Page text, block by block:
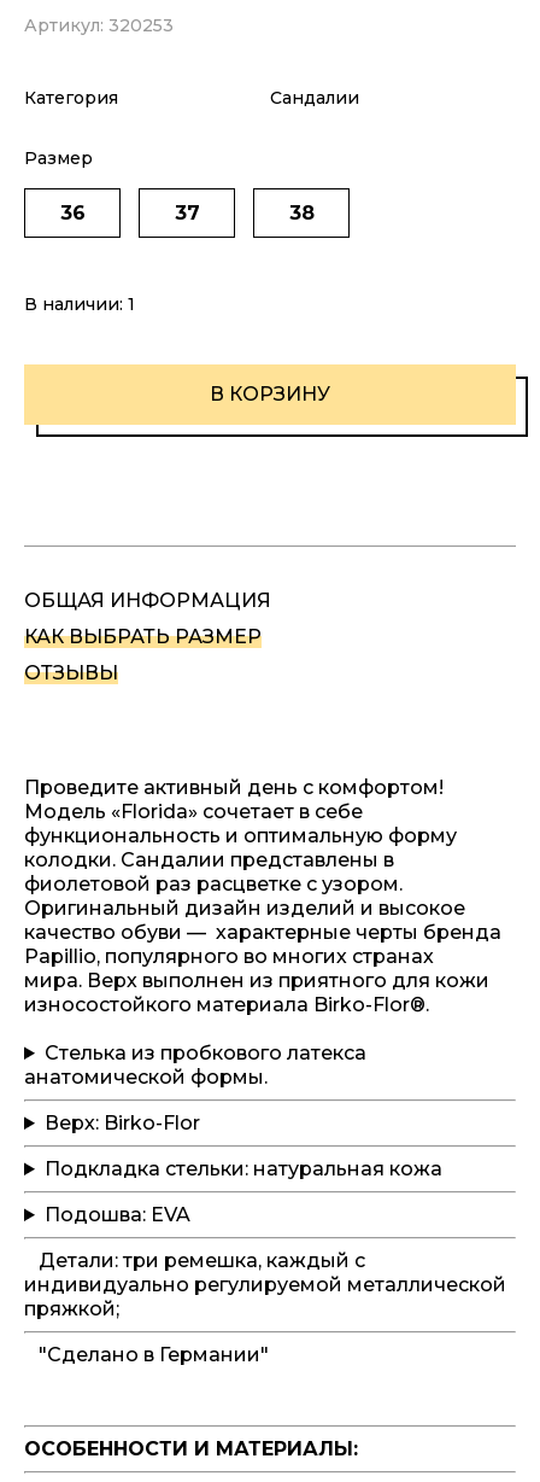
Артикул: 320253
Категория Сандалии
Размер
36 37 38
В наличии: 1
В КОРЗИНУ
ОБЩАЯ ИНФОРМАЦИЯ
КАК ВЫБРАТЬ РАЗМЕР
ОТЗЫВЫ
Проведите активный день с комфортом!
Модель «Florida» сочетает в себе
функциональность и оптимальную форму
колодки. Сандалии представлены в
фиолетовой раз расцветке с узором.
Оригинальный дизайн изделий и высокое
качество обуви — характерные черты бренда
Papillio, популярного во многих странах
мира. Верх выполнен из приятного для кожи
износостойкого материала Birko-Flor®.
Стелька из пробкового латекса
анатомической формы.
Верх: Birko-Flor
Подкладка стельки: натуральная кожа
Подошва: EVA
Детали: три ремешка, каждый с
индивидуально регулируемой металлической
пряжкой;
"Сделано в Германии"
ОСОБЕННОСТИ И МАТЕРИАЛЫ: